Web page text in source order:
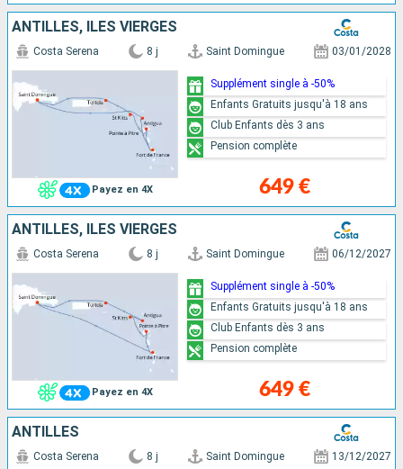
ANTILLES, ILES VIERGES
Payez en 4X
Costa Serena 8 j Saint Domingue 03/01/2028
649 €
Supplément single à -50%
Enfants Gratuits jusqu'à 18 ans
Club Enfants dès 3 ans
Pension complète
ANTILLES, ILES VIERGES
Payez en 4X
Costa Serena 8 j Saint Domingue 06/12/2027
649 €
Supplément single à -50%
Enfants Gratuits jusqu'à 18 ans
Club Enfants dès 3 ans
Pension complète
ANTILLES
Costa Serena 8 j Saint Domingue 13/12/2027